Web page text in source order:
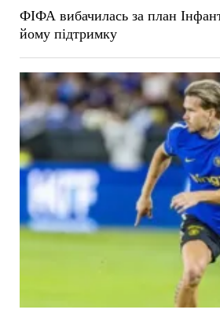
ФІФА вибачилась за план
йому підтримку